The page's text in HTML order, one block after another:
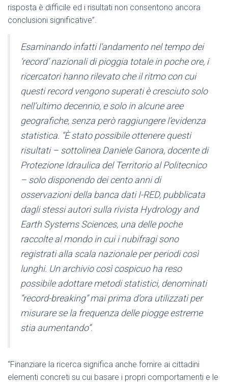
risposta è difficile ed i risultati non consentono ancora
conclusioni significative”.
Esaminando infatti l’andamento nel tempo dei
‘record’ nazionali di pioggia totale in poche ore, i
ricercatori hanno rilevato che il ritmo con cui
questi record vengono superati è cresciuto solo
nell’ultimo decennio, e solo in alcune aree
geografiche, senza però raggiungere l’evidenza
statistica. “È stato possibile ottenere questi
risultati – sottolinea Daniele Ganora, docente di
Protezione Idraulica del Territorio al Politecnico
– solo disponendo dei cento anni di
osservazioni della banca dati I-RED, pubblicata
dagli stessi autori sulla rivista Hydrology and
Earth Systems Sciences, una delle poche
raccolte al mondo in cui i nubifragi sono
registrati alla scala nazionale per periodi così
lunghi. Un archivio così cospicuo ha reso
possibile adottare metodi statistici, denominati
“record-breaking” mai prima d’ora utilizzati per
misurare se la frequenza delle piogge estreme
stia aumentando”.
“Finanziare la ricerca significa anche fornire ai cittadini
elementi concreti su cui basare i propri comportamenti e le